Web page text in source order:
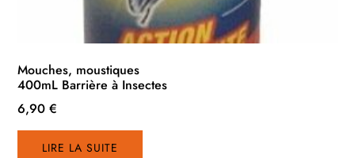
Mouches, moustiques
400mL Barrière à Insectes
6,90€
LIRE LA SUITE